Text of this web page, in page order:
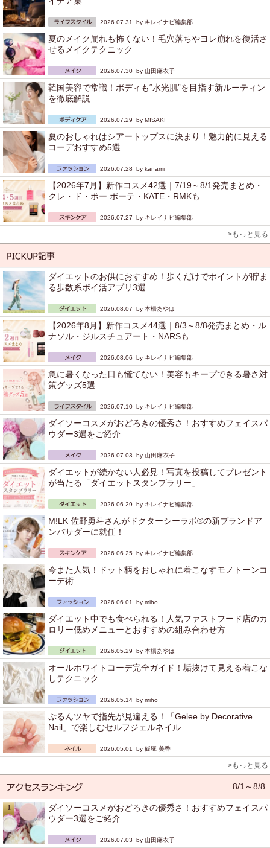
2026.07.31 by キレイナビ編集部
夏のメイク崩れも怖くない！毛穴落ちやヨレ崩れを復活さ
せるメイクテクニック
2026.07.30 by 山田麻衣子
韓国美容で常識！ボディも“水光肌”を目指す新ルーティン
を徹底解説
2026.07.29 by MISAKI
夏のおしゃれはシアートップスに決まり！魅力的に見える
コーデおすすめ5選
2026.07.28 by kanami
【2026年7月】新作コスメ42選｜7/19～8/1発売まとめ・
クレ・ド・ポー ボーテ・KATE・RMKも
2026.07.27 by キレイナビ編集部
>もっと見る
ダイエットのお供におすすめ！歩くだけでポイントが貯ま
る歩数系ポイ活アプリ3選
2026.08.07 by 本橋あやは
【2026年8月】新作コスメ44選｜8/3～8/8発売まとめ・ル
ナソル・ジルスチュアート・NARSも
2026.08.06 by キレイナビ編集部
急に暑くなった日も慌てない！美容もキープできる暑さ対
策グッズ5選
2026.07.10 by キレイナビ編集部
ダイソーコスメがおどろきの優秀さ！おすすめフェイスパ
ウダー3選をご紹介
2026.07.03 by 山田麻衣子
ダイエットが続かない人必見！写真を投稿してプレゼント
が当たる「ダイエットスタンプラリー」
2026.06.29 by キレイナビ編集部
M!LK 佐野勇斗さんがドクターシーラボ®の新ブランドア
ンバサダーに就任！
2026.06.25 by キレイナビ編集部
今また人気！ドット柄をおしゃれに着こなすモノトーンコ
ーデ術
2026.06.01 by miho
ダイエット中でも食べられる！人気ファストフード店のカ
ロリー低めメニューとおすすめの組み合わせ方
2026.05.29 by 本橋あやは
オールホワイトコーデ完全ガイド！垢抜けて見える着こな
しテクニック
2026.05.14 by miho
ぷるんツヤで指先が見違える！「Gelee by Decorative
Nail」で楽しむセルフジェルネイル
2026.05.01 by 飯塚 美香
>もっと見る
8/1～8/8
ダイソーコスメがおどろきの優秀さ！おすすめフェイスパ
ウダー3選をご紹介
2026.07.03 by 山田麻衣子